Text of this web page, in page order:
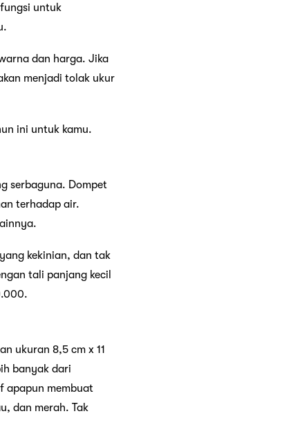
untuk
dan harga. Jika
menjadi tolak ukur
ini untuk kamu.
serbaguna. Dompet
terhadap air.
kekinian, dan tak
tali panjang kecil
ukuran 8,5 cm x 11
banyak dari
apapun membuat
dan merah. Tak